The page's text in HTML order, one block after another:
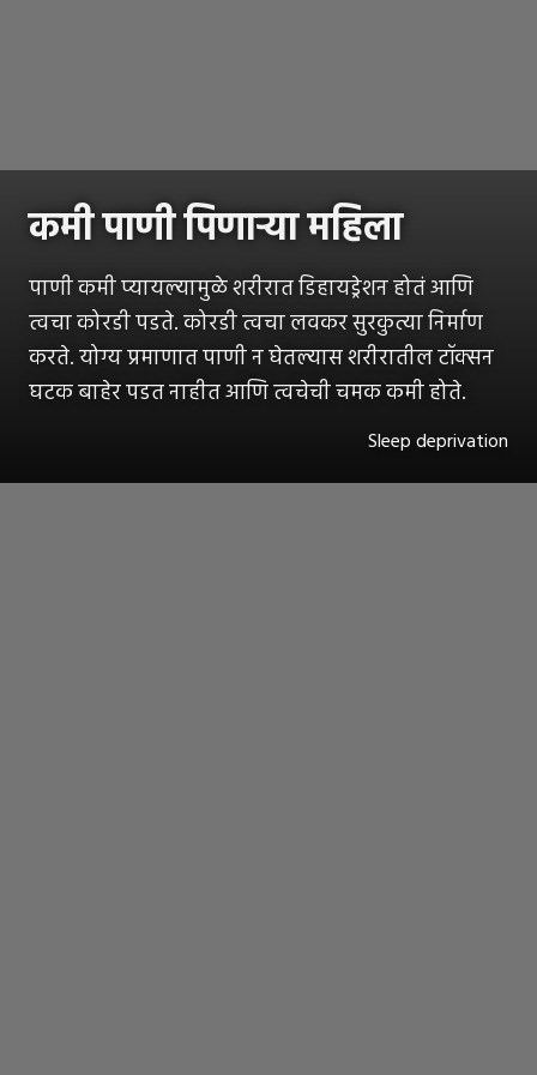
कमी पाणी पिणाऱ्या महिला
पाणी कमी प्यायल्यामुळे शरीरात डिहायड्रेशन होतं आणि
त्वचा कोरडी पडते. कोरडी त्वचा लवकर सुरकुत्या निर्माण
करते. योग्य प्रमाणात पाणी न घेतल्यास शरीरातील टॉक्सन
घटक बाहेर पडत नाहीत आणि त्वचेची चमक कमी होते.
Sleep deprivation